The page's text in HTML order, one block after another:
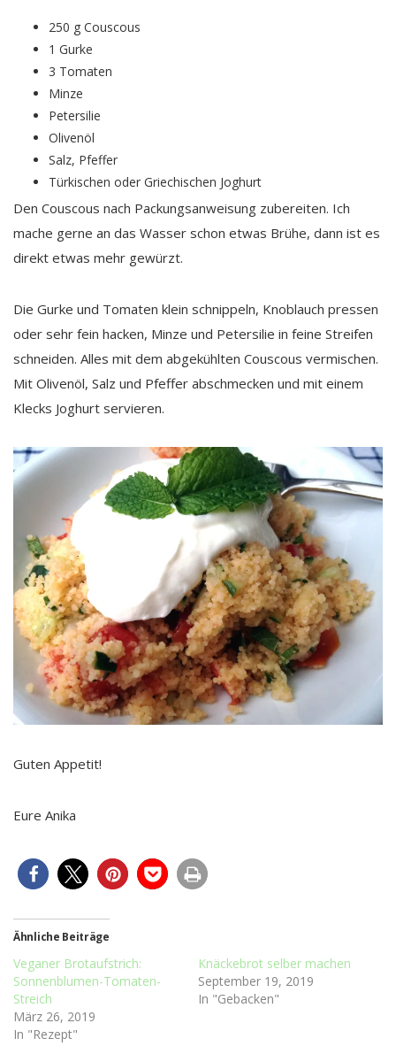
250 g Couscous
1 Gurke
3 Tomaten
Minze
Petersilie
Olivenöl
Salz, Pfeffer
Türkischen oder Griechischen Joghurt
Den Couscous nach Packungsanweisung zubereiten. Ich
mache gerne an das Wasser schon etwas Brühe, dann ist es
direkt etwas mehr gewürzt.
Die Gurke und Tomaten klein schnippeln, Knoblauch pressen
oder sehr fein hacken, Minze und Petersilie in feine Streifen
schneiden. Alles mit dem abgekühlten Couscous vermischen.
Mit Olivenöl, Salz und Pfeffer abschmecken und mit einem
Klecks Joghurt servieren.
Guten Appetit!
Eure Anika
Ähnliche Beiträge
Veganer Brotaufstrich:
Sonnenblumen-Tomaten-
Streich
März 26, 2019
In "Rezept"
Knäckebrot selber machen
September 19, 2019
In "Gebacken"